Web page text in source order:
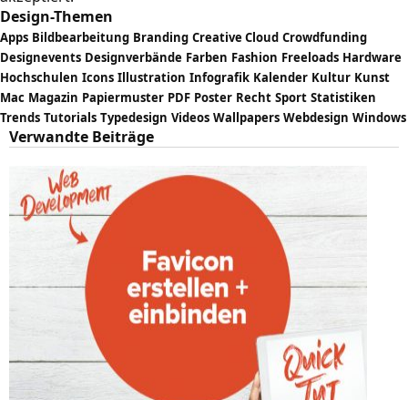
Design-Themen
Apps Bildbearbeitung Branding Creative Cloud Crowdfunding
Designevents Designverbände Farben Fashion Freeloads Hardware
Hochschulen Icons Illustration Infografik Kalender Kultur Kunst
Mac Magazin Papiermuster PDF Poster Recht Sport Statistiken
Trends Tutorials Typedesign Videos Wallpapers Webdesign Windows
Verwandte Beiträge